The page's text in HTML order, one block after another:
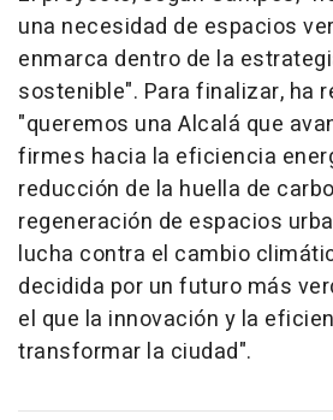
una necesidad de espacios
enmarca dentro de la
sostenible". Para finalizar, ha
"queremos una Alcalá que
firmes hacia la eficiencia
reducción de la huella de
regeneración de espacios
lucha contra el cambio
decidida por un futuro más
el que la innovación y la
transformar la ciudad".